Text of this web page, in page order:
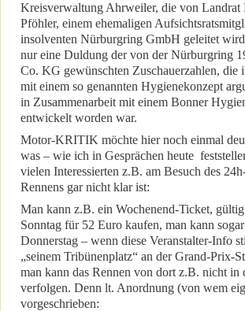
Kreisverwaltung Ahrweiler, die von Landrat
Pföhler, einem ehemaligen
insolventen Nürburgring GmbH geleitet
nur eine Duldung der von der Nürburgring
Co. KG gewünschten Zuschauerzahlen, die
mit einem so genannten Hygienekonzept
in Zusammenarbeit mit einem Bonner
entwickelt worden war.
Motor-KRITIK möchte hier noch einmal
was – wie ich in Gesprächen heute
vielen Interessierten z.B. am Besuch des
Rennens gar nicht klar ist:
Man kann z.B. ein Wochenend-Ticket,
Sonntag für 52 Euro kaufen, man kann
Donnerstag – wenn diese Veranstalter-Info
„seinem Tribünenplatz“ an der Grand-Prix-
man kann das Rennen von dort z.B. nicht in
verfolgen. Denn lt. Anordnung (von wem
vorgeschrieben: